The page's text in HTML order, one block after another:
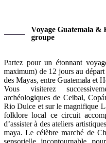
Voyage Guatemala &
groupe
Partez pour un étonnant
maximum) de 12 jours au
des Mayas, entre Guatemala et
Vous visiterez
archéologiques de Ceibal,
Rio Dulce et sur le magnifique
folklore local ce circuit
d’assister à des ateliers
maya. Le célèbre marché de